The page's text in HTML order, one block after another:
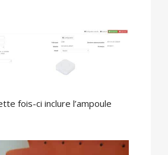
fois-ci inclure l’ampoule